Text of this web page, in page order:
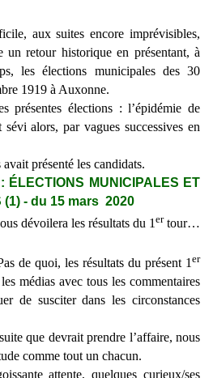
aux suites encore imprévisibles,
retour historique en présentant, à
les élections municipales des 30
1919 à Auxonne.
élections : l’épidémie de
alors, par vagues successives en
présenté les candidats.
ÉLECTIONS MUNICIPALES ET
(1) - du 15 mars 2020
dévoilera les résultats du 1 ertour…
de quoi, les résultats du présent 1 er
médias avec tous les commentaires
de susciter dans les circonstances
que devrait prendre l’affaire, nous
comme tout un chacun.
attente, quelques curieux/ses